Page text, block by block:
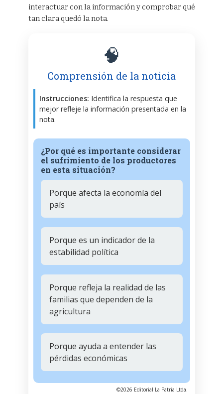
interactuar con la información y comprobar qué
tan clara quedó la nota.
🧠
Comprensión de la noticia
Instrucciones: Identifica la respuesta que
mejor refleje la información presentada en la
nota.
¿Por qué es importante considerar
el sufrimiento de los productores
en esta situación?
Porque afecta la economía del
país
Porque es un indicador de la
estabilidad política
Porque refleja la realidad de las
familias que dependen de la
agricultura
Porque ayuda a entender las
pérdidas económicas
©2026 Editorial La Patria Ltda.